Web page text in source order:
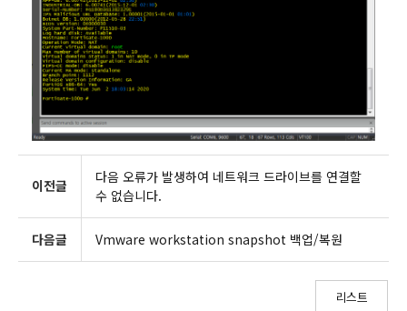
이전글
다음 오류가 발생하여 네트워크 드라이브를 연결할
수 없습니다.
다음글 Vmware workstation snapshot 백업/복원
리스트